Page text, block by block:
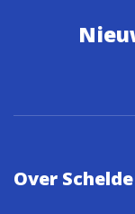
Over